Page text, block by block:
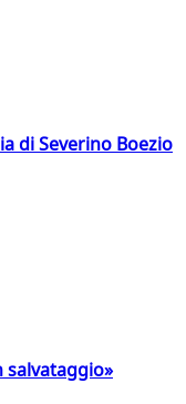
di Severino Boezio
salvataggio»